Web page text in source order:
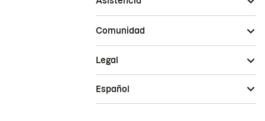
Comunidad
Legal
Español